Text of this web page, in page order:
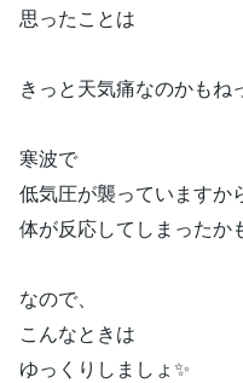
思ったことは
きっと天気痛なのかもね
寒波で
低気圧が襲っていますか
体が反応してしまったか
なので、
こんなときは
ゆっくりしましょ✨